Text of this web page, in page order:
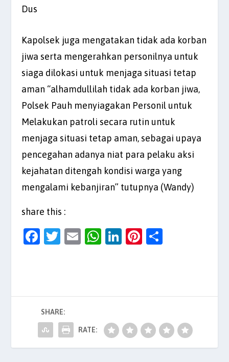
Dus
Kapolsek juga mengatakan tidak ada korban
jiwa serta mengerahkan personilnya untuk
siaga dilokasi untuk menjaga situasi tetap
aman “alhamdullilah tidak ada korban jiwa,
Polsek Pauh menyiagakan Personil untuk
Melakukan patroli secara rutin untuk
menjaga situasi tetap aman, sebagai upaya
pencegahan adanya niat para pelaku aksi
kejahatan ditengah kondisi warga yang
mengalami kebanjiran” tutupnya (Wandy)
share this :
F
b
o
o
k
T
E
W
A
p
p
Li
dI
n
Pi
t
SHARE:
RATE: